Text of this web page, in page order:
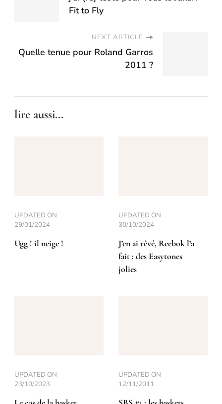
Fit to Fly
NEXT ARTICLE
Quelle tenue pour Roland Garros
2011 ?
lire aussi...
UPDATED ON
29/01/2024
Ugg ! il neige !
UPDATED ON
30/10/2024
J’en ai rêvé, Reebok l’a
fait : des Easytones
jolies
UPDATED ON
23/10/2023
UPDATED ON
12/11/2011